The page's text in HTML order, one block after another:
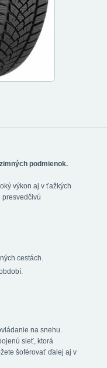
podmienok.
výkon aj v ťažkých
presvedčivú
cestách.
na snehu.
sieť, ktorá
šoférovať ďalej aj v